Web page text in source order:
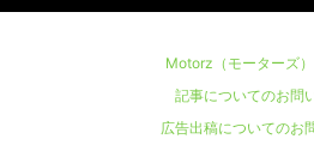
Motorz（モーターズ
記事についてのお問
広告出稿についてのお